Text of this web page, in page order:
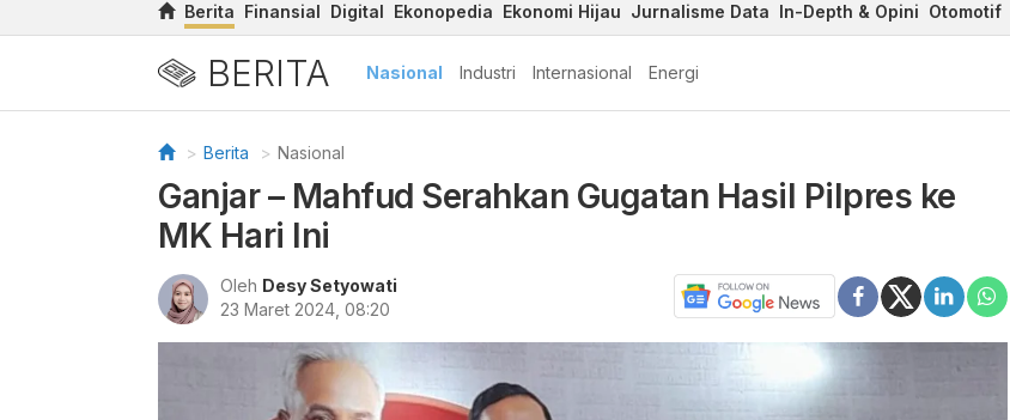
Berita Finansial Digital Ekonopedia Ekonomi Hijau Jurnalisme Data In-Depth & Opini Otomotif
BERITA Nasional Industri Internasional Energi
Berita Nasional
Ganjar – Mahfud Serahkan Gugatan Hasil Pilpres ke
MK Hari Ini
Oleh Desy Setyowati
23 Maret 2024, 08:20